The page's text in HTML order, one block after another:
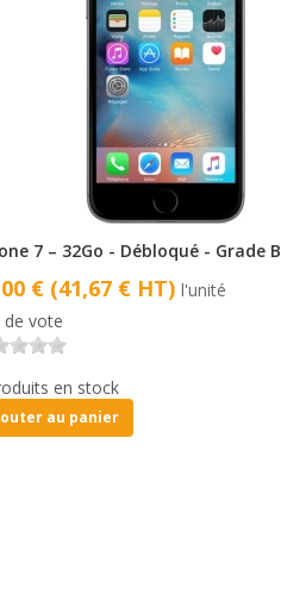
7 – 32Go - Débloqué - Grade B
€ (41,67 € HT) l'unité
de vote
en stock
au panier